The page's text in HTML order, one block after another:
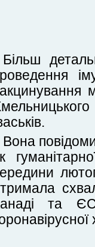
Більш
Вона
та